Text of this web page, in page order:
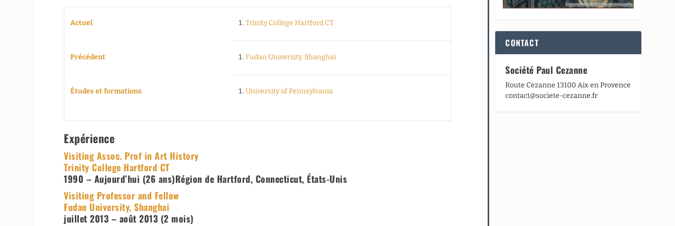
Actuel Trinity College Hartford CT
Précédent Fudan University, Shanghai
Études et formations University of Pennsylvania
Expérience
Visiting Assoc. Prof in Art History
Trinity College Hartford CT
1990 – Aujourd’hui (26 ans)Région de Hartford, Connecticut, États-Unis
Visiting Professor and Fellow
Fudan University, Shanghai
juillet 2013 – août 2013 (2 mois)
CONTACT
Société Paul Cezanne
Route Cezanne 13100 Aix en Provence
contact@societe-cezanne.fr